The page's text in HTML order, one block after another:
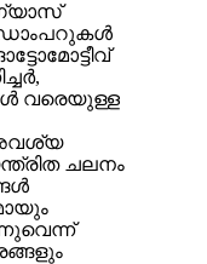
ഡാംപറുകൾ
വരെയുള്ള
ചലനം